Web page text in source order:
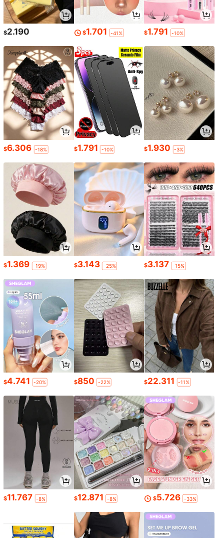
$2.190 $1.701 -41% $1.791 -10%
$6.306 -18% $1.791 -10% $1.930 -3%
$1.369 -19% $3.143 -25% $3.137 -15%
$4.741 -20% $850 -22% $22.311 -11%
$11.767 -8% $12.871 -8% $5.726 -33%